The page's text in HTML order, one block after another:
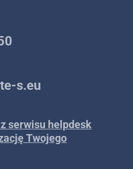
s.eu
serwisu helpdesk
Twojego